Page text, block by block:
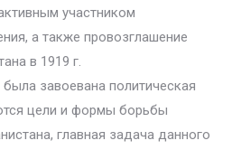
участником
а также провозглашение
в 1919 г.
завоевана политическая
цели и формы борьбы
главная задача данного